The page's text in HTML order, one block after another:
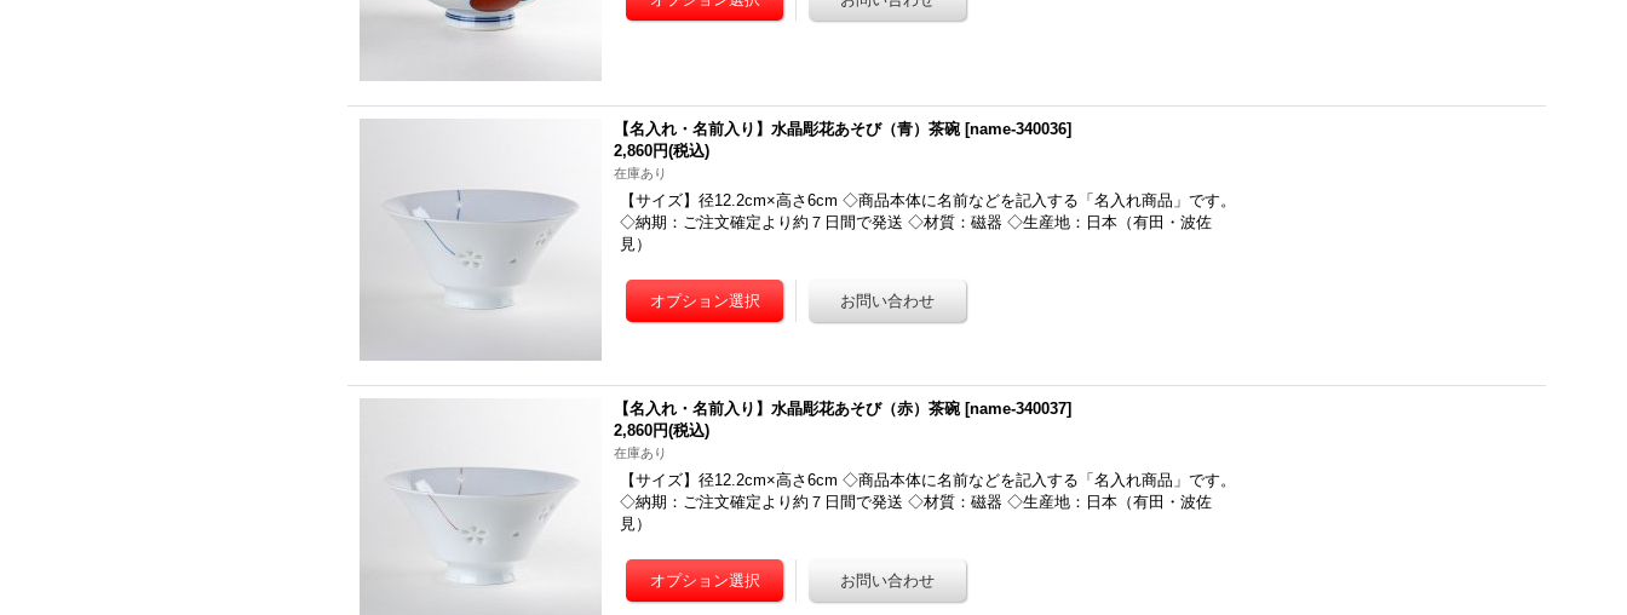
【名入れ・名前入り】水晶彫花あそび（青）茶碗 [name-340036]
2,860円(税込)
在庫あり
【サイズ】径12.2cm×高さ6cm ◇商品本体に名前などを記入する「名入れ商品」です。
◇納期：ご注文確定より約７日間で発送 ◇材質：磁器 ◇生産地：日本（有田・波佐
見）
【名入れ・名前入り】水晶彫花あそび（赤）茶碗 [name-340037]
2,860円(税込)
在庫あり
【サイズ】径12.2cm×高さ6cm ◇商品本体に名前などを記入する「名入れ商品」です。
◇納期：ご注文確定より約７日間で発送 ◇材質：磁器 ◇生産地：日本（有田・波佐
見）